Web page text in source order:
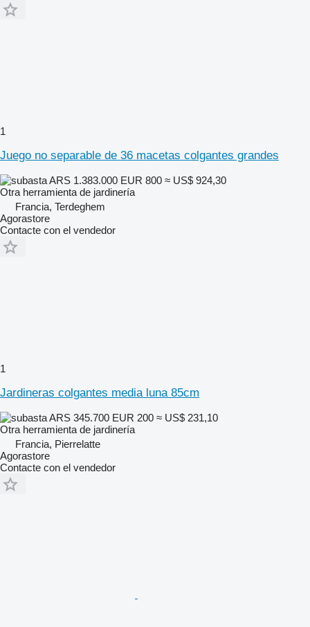
1
Juego no separable de 36 macetas colgantes grandes
ARS 1.383.000 EUR 800 ≈ US$ 924,30
Otra herramienta de jardinería
Francia, Terdeghem
Agorastore
Contacte con el vendedor
1
Jardineras colgantes media luna 85cm
ARS 345.700 EUR 200 ≈ US$ 231,10
Otra herramienta de jardinería
Francia, Pierrelatte
Agorastore
Contacte con el vendedor